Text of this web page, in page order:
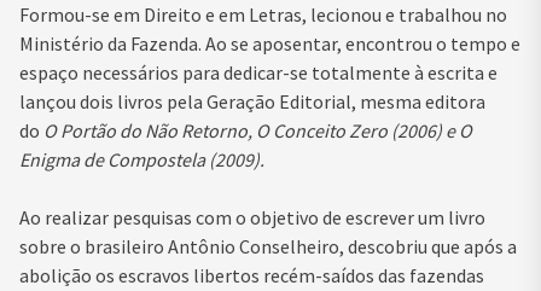
Formou-se em Direito e em Letras, lecionou e trabalhou no
Ministério da Fazenda. Ao se aposentar, encontrou o tempo e
espaço necessários para dedicar-se totalmente à escrita e
lançou dois livros pela Geração Editorial, mesma editora
do O Portão do Não Retorno, O Conceito Zero (2006) e O
Enigma de Compostela (2009).
Ao realizar pesquisas com o objetivo de escrever um livro
sobre o brasileiro Antônio Conselheiro, descobriu que após a
abolição os escravos libertos recém-saídos das fazendas